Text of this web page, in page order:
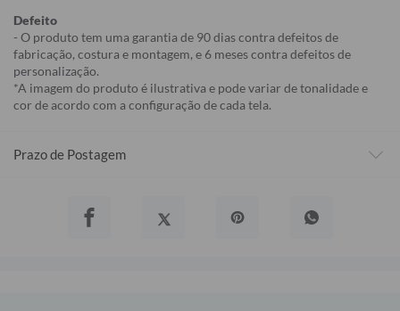
Defeito
- O produto tem uma garantia de 90 dias contra defeitos de
fabricação, costura e montagem, e 6 meses contra defeitos de
personalização.
*A imagem do produto é ilustrativa e pode variar de tonalidade e
cor de acordo com a configuração de cada tela.
Prazo de Postagem